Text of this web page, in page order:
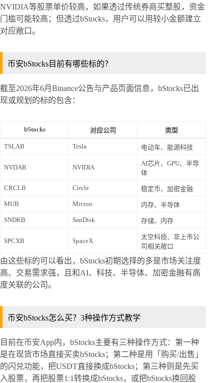
NVIDIA等股票单价较高，如果透过传统券商买整股，资金
门槛可能较高；但透过bStocks，用户可以用较小金额建立
对应敞口。
币安bStocks目前有哪些标的？
截至2026年6月Binance公告与产品页面信息，bStocks已出
现或规划的标的包含：
bStocks 对应公司 类型
TSLAB Tesla 电动车、能源科技
NVDAB NVIDIA
AI芯片、GPU、半导
体
CRCLB
Circle
稳定币、加密金融
MUB
Micron
内存、半导体
SNDKB
SanDisk 存储、内存
SPCXB SpaceX
太空科技、非上市公
司相关敞口
由这些标的可以看出，bStocks初期选择的多是市场关注度
高、交易需求强，且和AI、科技、半导体、加密金融有高
度关联的公司。
币安bStocks怎么买？3种操作方式教学
目前在币安App内，bStocks主要有三种操作方式：第一种
是在现货市场直接买卖bStocks；第二种是用「购买/出售」
的闪兑功能，把USDT直接换成bStocks；第三种则是先买
入股票，再把股票1:1转换成bStocks，或把bStocks换回股